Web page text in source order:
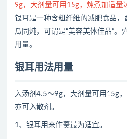
9g，大剂量可用15g，炖煮加适量
银耳是一种含粗纤维的减肥食品，
瓜同炖，可谓是“美容美体佳品”。
用量。
银耳用法用量
入汤剂4.5～9g，大剂量可用15g，
亦可入散剂。
1、银耳用来作羹最为适宜。